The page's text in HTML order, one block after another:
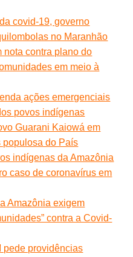
covid-19, governo
no Maranhão
nota contra plano do
em meio à
ações emergenciais
povos indígenas
Guarani Kaiowá em
populosa do País
indígenas da Amazônia
caso de coronavírus em
Amazônia exigem
contra a Covid-
pede providências